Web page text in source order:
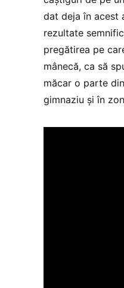
dat deja în acest
rezultate
pregătirea pe
mânecă, ca să
măcar o parte
gimnaziu și în